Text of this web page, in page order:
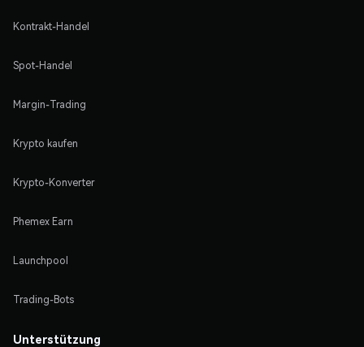
Kontrakt-Handel
Spot-Handel
Margin-Trading
Krypto kaufen
Krypto-Konverter
Phemex Earn
Launchpool
Trading-Bots
Unterstützung